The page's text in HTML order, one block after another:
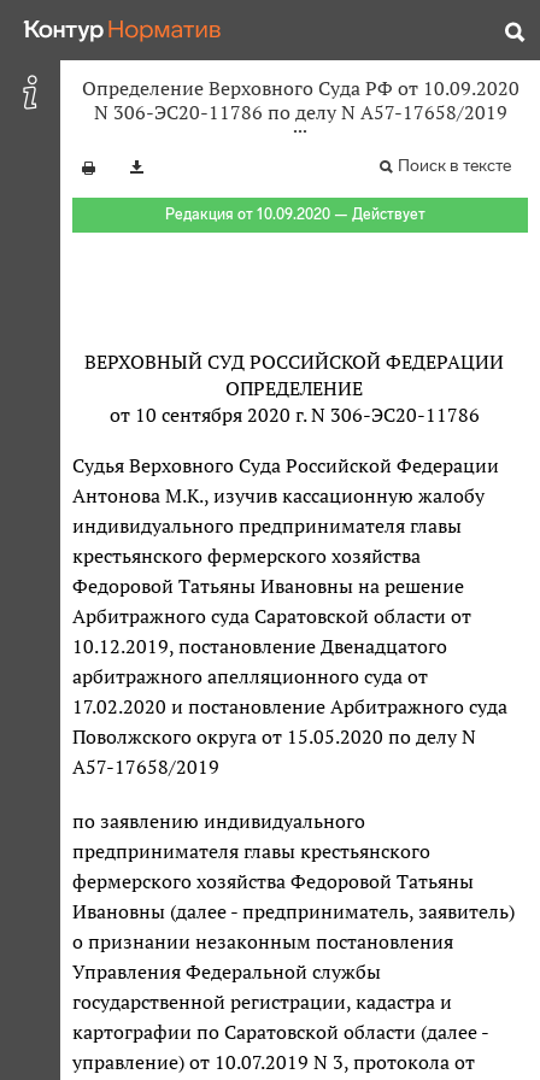
Определение Верховного Суда РФ от 10.09.2020
N 306-ЭС20-11786 по делу N А57-17658/2019
Поиск в тексте
Редакция от 10.09.2020 — Действует
ВЕРХОВНЫЙ СУД РОССИЙСКОЙ ФЕДЕРАЦИИ
ОПРЕДЕЛЕНИЕ
от 10 сентября 2020 г. N 306-ЭС20-11786
Судья Верховного Суда Российской Федерации
Антонова М.К., изучив кассационную жалобу
индивидуального предпринимателя главы
крестьянского фермерского хозяйства
Федоровой Татьяны Ивановны на решение
Арбитражного суда Саратовской области от
10.12.2019, постановление Двенадцатого
арбитражного апелляционного суда от
17.02.2020 и постановление Арбитражного суда
Поволжского округа от 15.05.2020 по делу N
А57-17658/2019
по заявлению индивидуального
предпринимателя главы крестьянского
фермерского хозяйства Федоровой Татьяны
Ивановны (далее - предприниматель, заявитель)
о признании незаконным постановления
Управления Федеральной службы
государственной регистрации, кадастра и
картографии по Саратовской области (далее -
управление) от 10.07.2019 N 3, протокола от